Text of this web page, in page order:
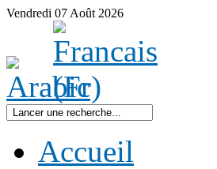
Vendredi 07 Août 2026
Accueil